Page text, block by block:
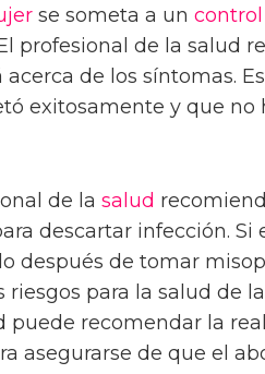
se someta a un control
profesional de la salud
de los síntomas.
exitosamente y que no
de la salud
descartar infección. Si
después de tomar
para la salud de
puede recomendar la
asegurarse de que el